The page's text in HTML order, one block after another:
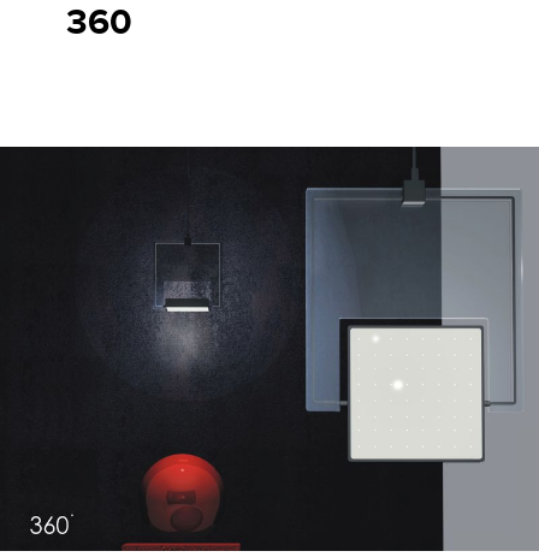
360